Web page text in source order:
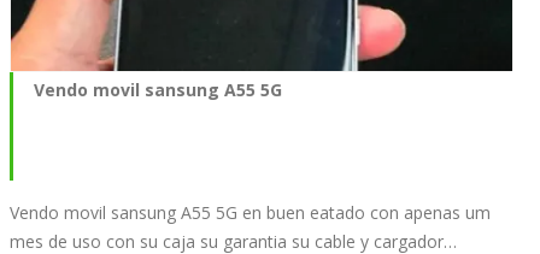
Vendo movil sansung A55 5G
Vendo movil sansung A55 5G en buen eatado con apenas um
mes de uso con su caja su garantia su cable y cargador…